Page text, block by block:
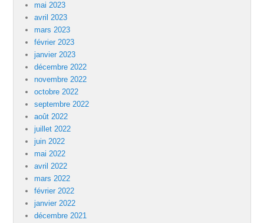
mai 2023
avril 2023
mars 2023
février 2023
janvier 2023
décembre 2022
novembre 2022
octobre 2022
septembre 2022
août 2022
juillet 2022
juin 2022
mai 2022
avril 2022
mars 2022
février 2022
janvier 2022
décembre 2021